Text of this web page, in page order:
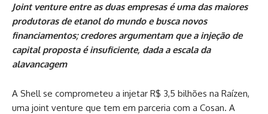
Joint venture entre as duas empresas é uma das maiores
produtoras de etanol do mundo e busca novos
financiamentos; credores argumentam que a injeção de
capital proposta é insuficiente, dada a escala da
alavancagem
A Shell se comprometeu a injetar R$ 3,5 bilhões na Raízen,
uma joint venture que tem em parceria com a Cosan. A